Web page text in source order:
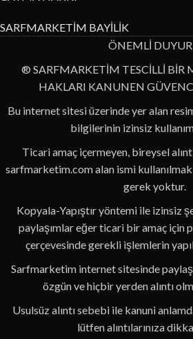
SARFMARKETİM BAYİLİK
ÖNEMLİ
® SARFMARKETİM TESCİLLİ BİR
HAKLARI KANUNEN
Bu internet sitesi üzerinde yer alan
bilgilerinin izinsiz
Ticari amaç içermeyen, bireysel
sarfmarketim.com alan ismi kullanılmak
gerek yoktur.
Kopyala-Yapıştır yöntemi ile izinsiz
paylaşımlar eğer ticari bir amaç için
çerçevesinde gerekli işlemlerin
Sarfmarketim internet sitesinde
özgün ve hiçbir yerden alıntı
Usulsüz alıntı sebebi ile kanuni
lütfen alıntılarınıza